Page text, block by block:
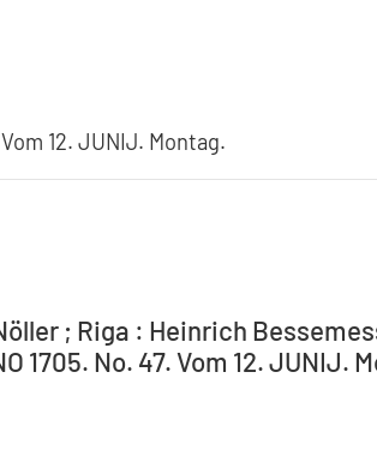
Vom 12. JUNIJ. Montag.
; Riga : Heinrich
1705. No. 47. Vom 12. JUNIJ.